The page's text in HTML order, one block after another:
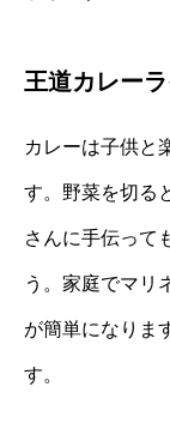
王道カレー
カレーは子供と
す。野菜を切る
さんに手伝って
う。家庭でマリ
が簡単になりま
す。